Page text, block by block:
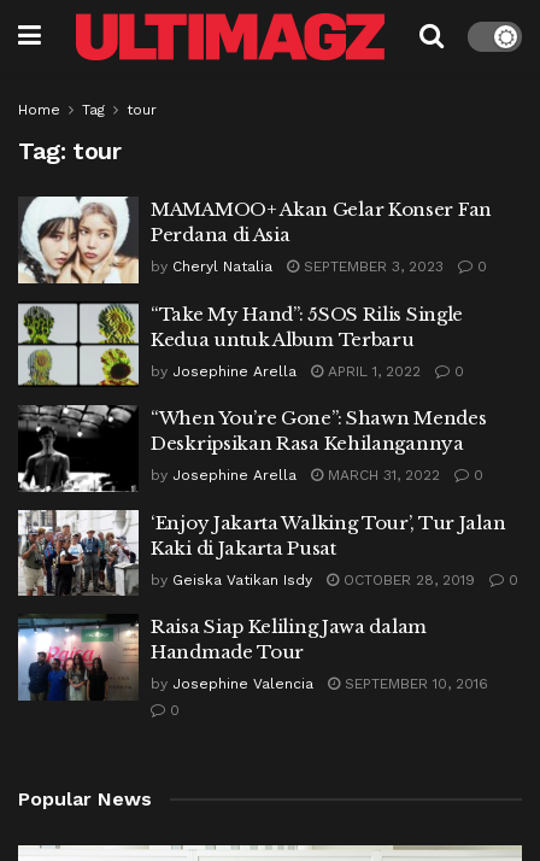
Home Tag tour
Tag: tour
MAMAMOO+ Akan Gelar Konser Fan
Perdana di Asia
by Cheryl Natalia SEPTEMBER 3, 2023 0
“Take My Hand”: 5SOS Rilis Single
Kedua untuk Album Terbaru
by Josephine Arella APRIL 1, 2022 0
“When You’re Gone”: Shawn Mendes
Deskripsikan Rasa Kehilangannya
by Josephine Arella MARCH 31, 2022 0
‘Enjoy Jakarta Walking Tour’, Tur Jalan
Kaki di Jakarta Pusat
by Geiska Vatikan Isdy OCTOBER 28, 2019 0
Raisa Siap Keliling Jawa dalam
Handmade Tour
by Josephine Valencia
SEPTEMBER 10, 2016
0
Popular News